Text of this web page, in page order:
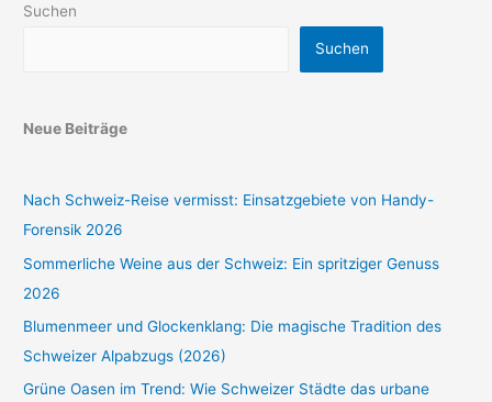
Suchen
Suchen
Neue Beiträge
Nach Schweiz-Reise vermisst: Einsatzgebiete von Handy-
Forensik 2026
Sommerliche Weine aus der Schweiz: Ein spritziger Genuss
2026
Blumenmeer und Glockenklang: Die magische Tradition des
Schweizer Alpabzugs (2026)
Grüne Oasen im Trend: Wie Schweizer Städte das urbane